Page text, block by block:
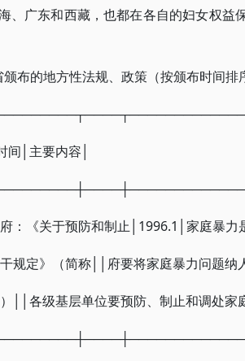
、广东和西藏，也都在各自的妇女权益
布的地方性法规、政策（按颁布时间排
间│主要内容│
：《关于预防和制止│1996.1│家庭暴力
规定》（简称││府要将家庭暴力问题纳
││各级基层单位要预防、制止和调处家